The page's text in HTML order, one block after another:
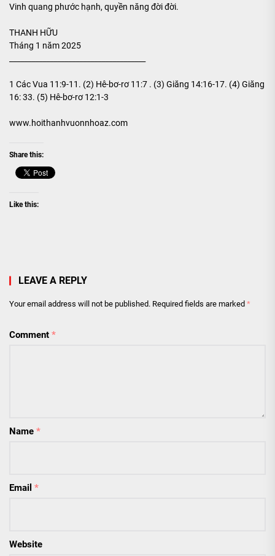
Vinh quang phước hạnh, quyền năng đời đời.
THANH HỮU
Tháng 1 năm 2025
1 Các Vua 11:9-11. (2) Hê-bơ-rơ 11:7 . (3) Giăng 14:16-17. (4) Giăng
16: 33. (5) Hê-bơ-rơ 12:1-3
www.hoithanhvuonnhoaz.com
Share this:
Like this:
LEAVE A REPLY
Your email address will not be published. Required fields are marked *
Comment *
Name *
Email *
Website